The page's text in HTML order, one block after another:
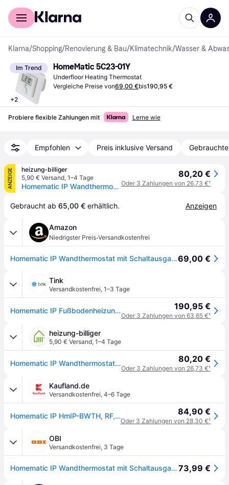
Für Shopper
Klarna/Shopping/Renovierung & Bau/Klimatechnik/Wasser &
Im Trend
+2
HomeMatic 5C23-01Y
Underfloor Heating Thermostat
Vergleiche Preise von69,00 €bis190,95 €
Probiere flexible Zahlungen mit Lerne wie
Empfohlen Preis inklusive Versand
ANZEIGE
heizung-billiger
5,90 € Versand, 1–4 Tage
Homematic IP Wandthermostat mit Schaltausgang für Markenschalter, 86x86x54mm, 230V, beleuchtetes LC-Display, Weiß 150628A0
80,20 €
Oder 3 Zahlungen von 26,73 €¹
Gebraucht ab 65,00 € erhältlich. Anzeigen
Amazon
Niedrigster Preis·Versandkostenfrei
Homematic IP Wandthermostat mit Schaltausgang für Markenschalter69,00 €
Tink
Versandkostenfrei, 1–3 Tage
Homematic IP Fußbodenheizungs Set verkabelt für 2 Räume - mit Access Point 2 190,95 €
Oder 3 Zahlungen von 63,65 €¹
heizung-billiger
5,90 € Versand, 1–4 Tage
Homematic IP Wandthermostat mit Schaltausgang für Markenschalter, 86x86x54mm, 230V, beleuchtetes LC-Display, Weiß 150628A0 80,20 €
Oder 3 Zahlungen von 26,73 €¹
Kaufland.de
Versandkostenfrei, 4–6 Tage
Homematic IP HmIP-BWTH, RF, Weiß, IP20, 130 m, LCD, 230 V 84,90 €
Oder 3 Zahlungen von 28,30 €¹
OBI
Versandkostenfrei, 3 Tage
Homematic IP Wandthermostat mit Schaltausgang 230 V Weiß73,99 €